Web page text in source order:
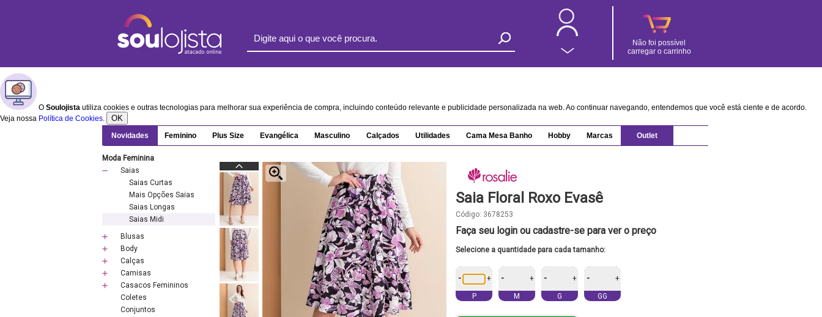
Não foi possível
carregar o carrinho
O Soulojista utiliza cookies e outras tecnologias para melhorar sua experiência de compra, incluindo conteúdo relevante e publicidade personalizada na web. Ao continuar navegando, entendemos que você está ciente e de acordo.
Veja nossa Política de Cookies. OK
Novidades Feminino Plus Size Evangélica Masculino Calçados Utilidades Cama Mesa Banho Hobby Marcas Outlet
Moda Feminina
Saias
Saias Curtas
Mais Opções Saias
Saias Longas
Saias Midi
Blusas
Body
Calças
Camisas
Casacos Femininos
Coletes
Conjuntos
Saia Floral Roxo Evasê
Código: 3678253
Faça seu login ou cadastre-se para ver o preço
Selecione a quantidade para cada tamanho:
- +
P
- +
M
- +
G
- +
GG